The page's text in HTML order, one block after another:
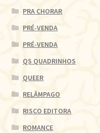
PRA CHORAR
PRÉ-VENDA
PRÉ-VENDA
QS QUADRINHOS
QUEER
RELÂMPAGO
RISCO EDITORA
ROMANCE